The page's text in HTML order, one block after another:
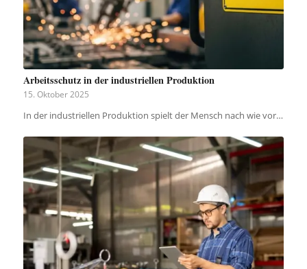
Arbeitsschutz in der industriellen Produktion
15. Oktober 2025
In der industriellen Produktion spielt der Mensch nach wie vor…